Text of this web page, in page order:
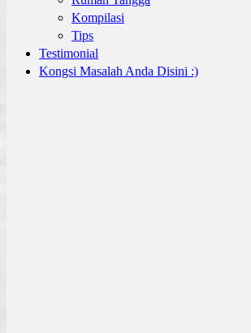
Kompilasi
Tips
Testimonial
Kongsi Masalah Anda Disini :)